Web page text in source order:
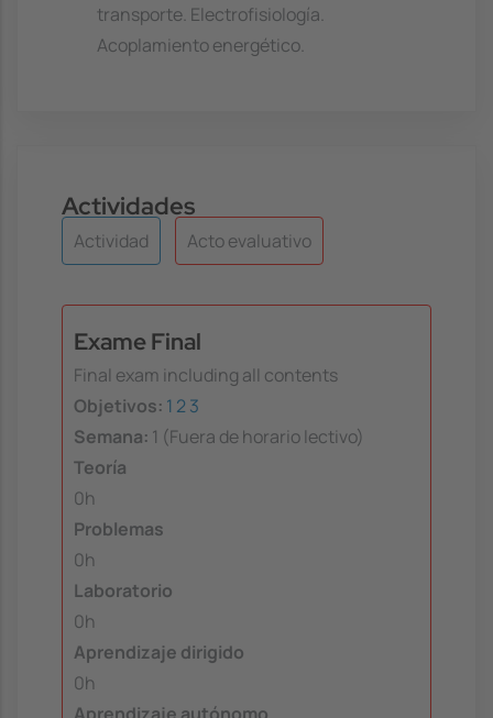
transporte. Electrofisiología.
Acoplamiento energético.
Actividades
Actividad Acto evaluativo
Exame Final
Final exam including all contents
Objetivos: 1 23
Semana: 1 (Fuera de horario lectivo)
Teoría
0h
Problemas
0h
Laboratorio
0h
Aprendizaje dirigido
0h